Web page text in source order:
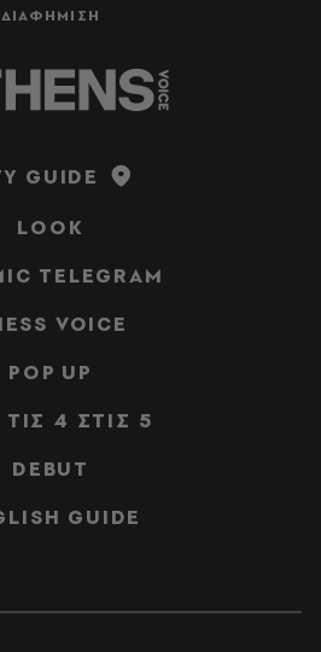
ΔΙΑΦΗΜΙΣΗ
GUIDE
LOOK
TELEGRAM
VOICE
POP UP
4 ΣΤΙΣ 5
DEBUT
GUIDE